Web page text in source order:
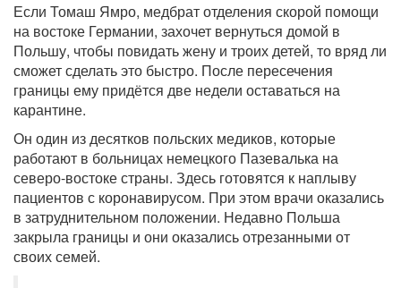
Если Томаш Ямро, медбрат отделения скорой помощи
на востоке Германии, захочет вернуться домой в
Польшу, чтобы повидать жену и троих детей, то вряд ли
сможет сделать это быстро. После пересечения
границы ему придётся две недели оставаться на
карантине.
Он один из десятков польских медиков, которые
работают в больницах немецкого Пазевалька на
северо-востоке страны. Здесь готовятся к наплыву
пациентов с коронавирусом. При этом врачи оказались
в затруднительном положении. Недавно Польша
закрыла границы и они оказались отрезанными от
своих семей.